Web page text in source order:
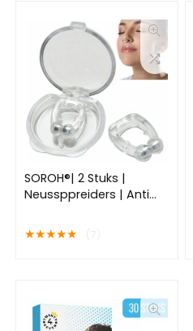
SOROH®| 2 Stuks |
Neussppreiders | Anti
Snurkclip | Werkt tegen
snurken | voor een
★★★★★